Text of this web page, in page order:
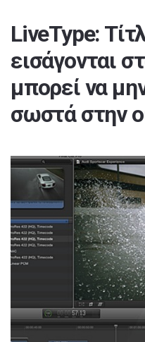
LiveType:
εισάγονται
μπορεί να
σωστά στην